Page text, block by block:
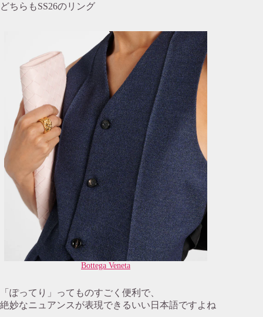
どちらもSS26のリング
Bottega Veneta
「ぽってり」ってものすごく便利で、
絶妙なニュアンスが表現できるいい日本語ですよね